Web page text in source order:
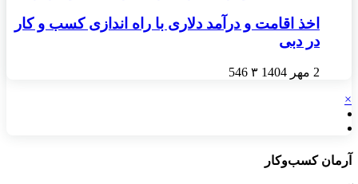
اخذ اقامت و درآمد دلاری با راه اندازی کسب و کار
در دبی
2 مهر 1404 ۳ 546
×
آرمان کسب‌وکار